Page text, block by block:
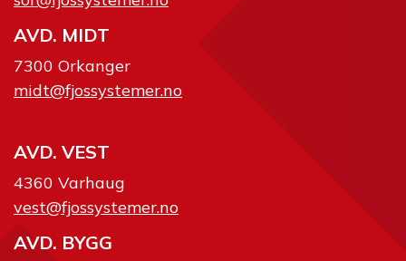
AVD. MIDT
7300 Orkanger
midt@fjossystemer.no
AVD. VEST
4360 Varhaug
vest@fjossystemer.no
AVD. BYGG